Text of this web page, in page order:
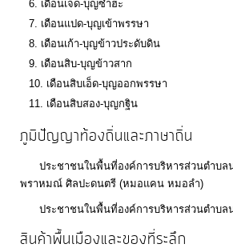
เดือนเจ็ด-บุญซำฮะ
เดือนแปด-บุญเข้าพรรษา
เดือนเก้า-บุญข้าวประดับดิน
เดือนสิบ-บุญข้าวสาก
เดือนสิบเอ็ด-บุญออกพรรษา
เดือนสิบสอง-บุญกฐิน
ภูมิปัญญาท้องถิ่นและภาษาถิ่น
ประชาชนในพื้นที่องค์การบริหารส่วนตำบลน
พราหมณ์ ศิลปะดนตรี (หมอแคน หมอลำ)
ประชาชนในพื้นที่องค์การบริหารส่วนตำบล
สินค้าพื้นเมืองและของที่ระลึก